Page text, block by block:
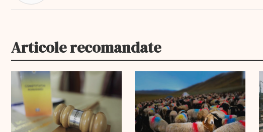
Articole recomandate
EXCLUSIV